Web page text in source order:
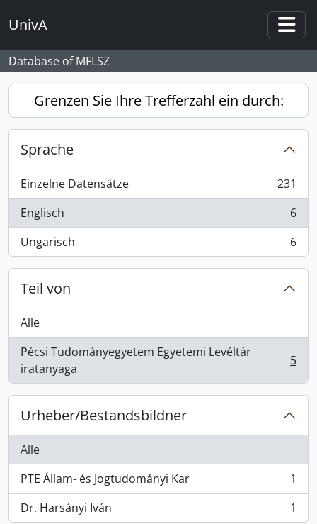
UnivA
Database of MFLSZ
Grenzen Sie Ihre Trefferzahl ein durch:
Sprache
Einzelne Datensätze
, 231 Ergebnisse
231
Englisch
, 6 Ergebnisse
6
Ungarisch
, 6 Ergebnisse 6
Teil von
Alle
Pécsi Tudományegyetem Egyetemi Levéltár
iratanyaga
, 5 Ergebnisse 5
Urheber/Bestandsbildner
Alle
PTE Állam- és Jogtudományi Kar
, 1 Ergebnisse
1
Dr. Harsányi Iván
, 1 Ergebnisse 1